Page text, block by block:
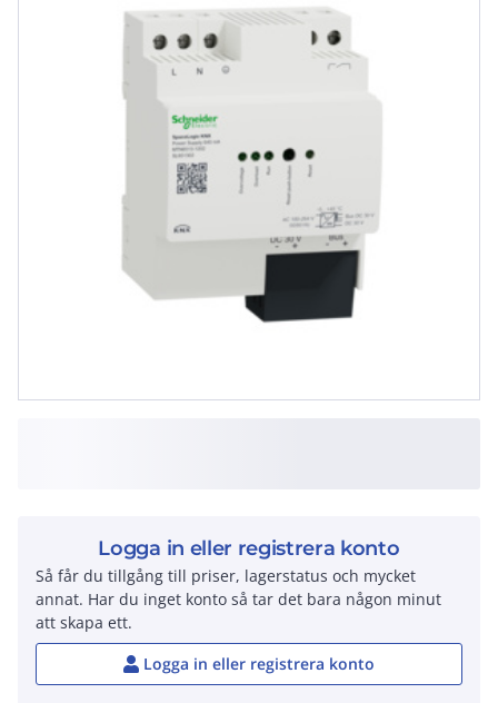
Logga in eller registrera konto
Så får du tillgång till priser, lagerstatus och mycket
annat. Har du inget konto så tar det bara någon minut
att skapa ett.
Logga in eller registrera konto